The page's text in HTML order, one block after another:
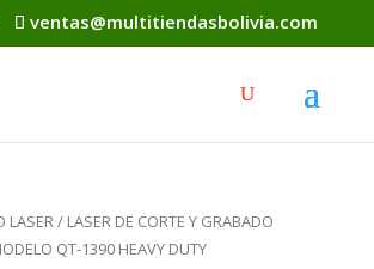
ventas@multitiendasbolivia.com
LASER/ LASER DE CORTE Y GRABADO
QT-1390 HEAVY DUTY